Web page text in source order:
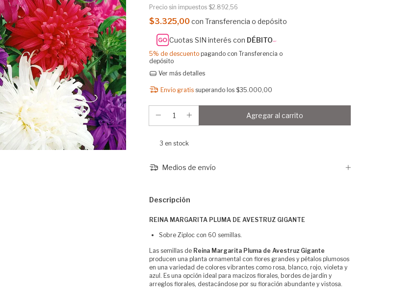
Precio sin impuestos $2.892,56
$3.325,00 con Transferencia o depósito
Cuotas SIN interés con DÉBITO
5% de descuento pagando con Transferencia o
depósito
Ver más detalles
Envío gratis superando los $35.000,00
3 en stock
Medios de envío
Descripción
REINA MARGARITA PLUMA DE AVESTRUZ GIGANTE
Sobre Ziploc con 60 semillas.
Las semillas de Reina Margarita Pluma de Avestruz Gigante
producen una planta ornamental con flores grandes y pétalos plumosos
en una variedad de colores vibrantes como rosa, blanco, rojo, violeta y
azul. Es una opción ideal para macizos florales, bordes de jardín y
arreglos florales, destacándose por su floración abundante y vistosa.